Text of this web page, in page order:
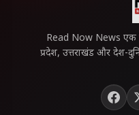
Read Now News एक
प्रदेश, उत्तराखंड और देश-